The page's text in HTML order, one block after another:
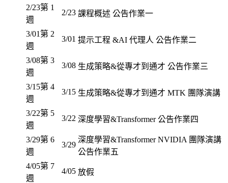
2/23第 1
週
2/23 課程概述 公告作業一
3/01第 2
週
3/01 提示工程 &AI 代理人 公告作業二
3/08第 3
週
3/08 生成策略&從專才到通才 公告作業三
3/15第 4
週
3/15 生成策略&從專才到通才 MTK 團隊演講
3/22第 5
週
3/22 深度學習&Transformer 公告作業四
3/29第 6
週
3/29
深度學習&Transformer NVIDIA 團隊演講
公告作業五
4/05第 7
週
4/05 放假